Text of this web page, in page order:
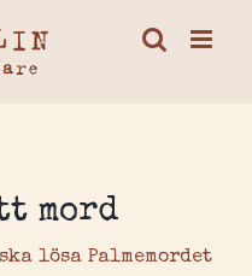
mord
lösa Palmemordet